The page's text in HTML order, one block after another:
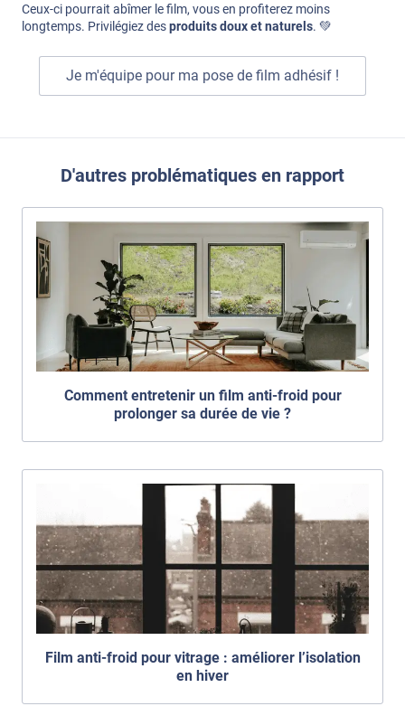
Ceux-ci pourrait abîmer le film, vous en profiterez moins
longtemps. Privilégiez desproduits doux et naturels. ​​💚​
Je m'équipe pour ma pose de film adhésif !
D'autres problématiques en rapport
Comment entretenir un film anti-froid pour
prolonger sa durée de vie ?
Film anti-froid pour vitrage : améliorer l’isolation
en hiver